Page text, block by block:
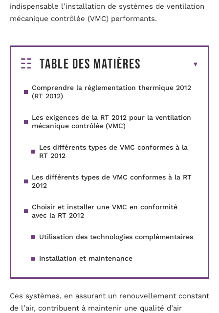
indispensable l’installation de systèmes de ventilation
mécanique contrôlée (VMC) performants.
Table des matières
Comprendre la réglementation thermique 2012
(RT 2012)
Les exigences de la RT 2012 pour la ventilation
mécanique contrôlée (VMC)
Les différents types de VMC conformes à la
RT 2012
Les différents types de VMC conformes à la RT
2012
Choisir et installer une VMC en conformité
avec la RT 2012
Utilisation des technologies complémentaires
Installation et maintenance
Ces systèmes, en assurant un renouvellement constant
de l’air, contribuent à maintenir une qualité d’air